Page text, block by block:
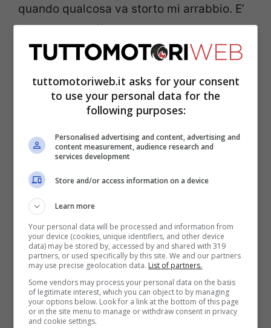
quando qualcosa va storto mi arrabbio. E’
naturale”, ha affermato.
prodotto terremoti
Al di là della frustrazione per lo sbaglio
compiuto in Brasile, il moscovita pare
essersi agitato anche per altre questioni.
Su tutte il grande movimento di personale
del team che non gli avrebbe consentito di
approcciarsi agli eventi con la dovuta
stabilità.
tuttomotoriweb.it asks for your consent
to use your personal data for the
following purposes:
Personalised advertising and content, advertising and
content measurement, audience research and
services development
Store and/or access information on a device
Learn more
Your personal data will be processed and information from
your device (cookies, unique identifiers, and other device
data) may be stored by, accessed by and shared with 319
partners, or used specifically by this site. We and our partners
may use precise geolocation data. List of partners.
Some vendors may process your personal data on the basis
of legitimate interest, which you can object to by managing
your options below. Look for a link at the bottom of this page
or in the site menu to manage or withdraw consent in privacy
and cookie settings.